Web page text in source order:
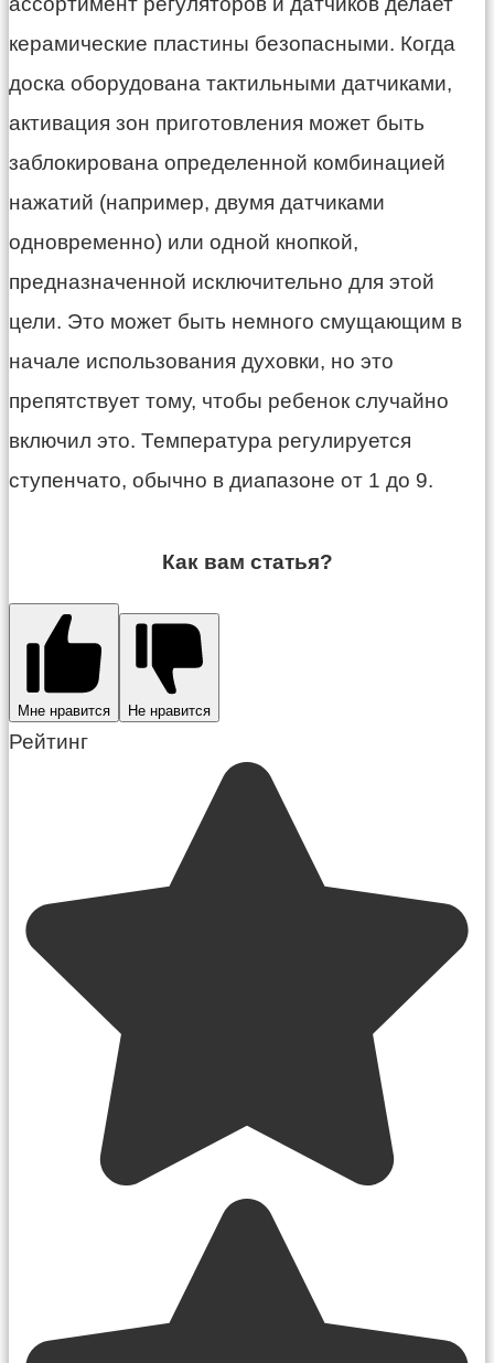
керамические пластины безопасными. Когда
доска оборудована тактильными датчиками,
активация зон приготовления может быть
заблокирована определенной комбинацией
нажатий (например, двумя датчиками
одновременно) или одной кнопкой,
предназначенной исключительно для этой
цели. Это может быть немного смущающим в
начале использования духовки, но это
препятствует тому, чтобы ребенок случайно
включил это. Температура регулируется
ступенчато, обычно в диапазоне от 1 до 9.
Как вам статья?
Мне нравится Не нравится
Рейтинг